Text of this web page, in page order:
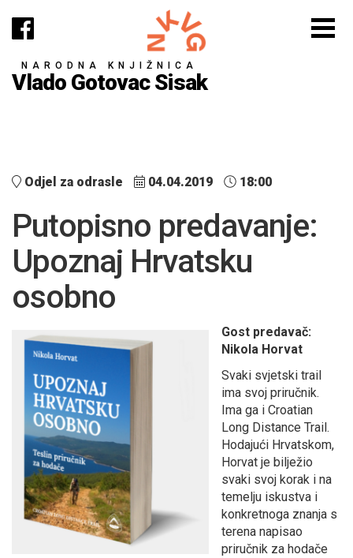
NARODNA KNJIŽNICA
Vlado Gotovac Sisak
Odjel za odrasle 04.04.2019 18:00
Putopisno predavanje:
Upoznaj Hrvatsku
osobno
Gost predavač:
Nikola Horvat
Svaki svjetski trail
ima svoj priručnik.
Ima ga i Croatian
Long Distance Trail.
Hodajući Hrvatskom,
Horvat je bilježio
svaki svoj korak i na
temelju iskustva i
konkretnoga znanja s
terena napisao
priručnik za hodače